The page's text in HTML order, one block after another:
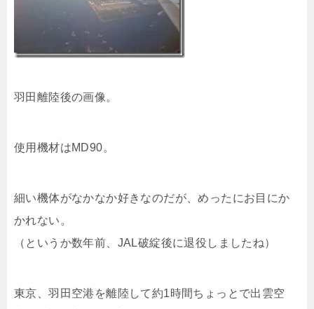
羽田離陸後の画像。
使用機材はMD90。
細い機体がなかなか好きなのだが、めったにお目にか
かれない。
（というか数年前、JAL破綻後に退役しましたね）
東京、羽田空港を離陸して約1時間ちょっとで出雲空